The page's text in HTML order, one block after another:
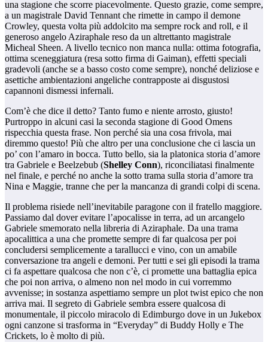
una stagione che scorre piacevolmente. Questo grazie, come sempre,
a un magistrale David Tennant che rimette in campo il demone
Crowley, questa volta più addolcito ma sempre rock and roll, e il
generoso angelo Aziraphale reso da un altrettanto magistrale
Micheal Sheen. A livello tecnico non manca nulla: ottima fotografia,
ottima sceneggiatura (resa sotto firma di Gaiman), effetti speciali
gradevoli (anche se a basso costo come sempre), nonché deliziose e
asettiche ambientazioni angeliche contrapposte ai disgustosi
capannoni dismessi infernali.
Com’è che dice il detto? Tanto fumo e niente arrosto, giusto!
Purtroppo in alcuni casi la seconda stagione di Good Omens
rispecchia questa frase. Non perché sia una cosa frivola, mai
diremmo questo! Più che altro per una conclusione che ci lascia un
po’ con l’amaro in bocca. Tutto bello, sia la platonica storia d’amore
tra Gabriele e Beelzebub (Shelley Conn), riconciliatasi finalmente
nel finale, e perché no anche la sotto trama sulla storia d’amore tra
Nina e Maggie, tranne che per la mancanza di grandi colpi di scena.
Il problema risiede nell’inevitabile paragone con il fratello maggiore.
Passiamo dal dover evitare l’apocalisse in terra, ad un arcangelo
Gabriele smemorato nella libreria di Aziraphale. Da una trama
apocalittica a una che promette sempre di far qualcosa per poi
concludersi semplicemente a tarallucci e vino, con un amabile
conversazione tra angeli e demoni. Per tutti e sei gli episodi la trama
ci fa aspettare qualcosa che non c’è, ci promette una battaglia epica
che poi non arriva, o almeno non nel modo in cui vorremmo
avvenisse; in sostanza aspettiamo sempre un plot twist epico che non
arriva mai. Il segreto di Gabriele sembra essere qualcosa di
monumentale, il piccolo miracolo di Edimburgo dove in un Jukebox
ogni canzone si trasforma in “Everyday” di Buddy Holly e The
Crickets, lo è molto di più.